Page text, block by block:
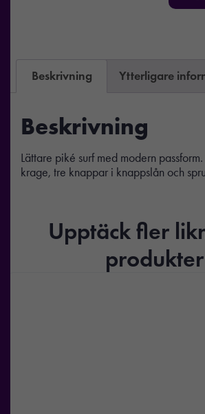
Beskrivning Ytterligare
Beskrivning
Lättare piké surf med modern
krage, tre knappar i knappslån och
Upptäck fler
produkter